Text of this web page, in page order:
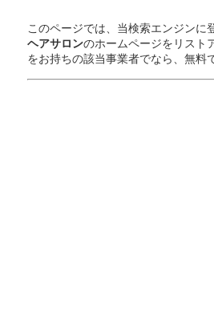
このページでは、当検索エンジンに
ヘアサロンのホームページをリスト
をお持ちの該当事業者でなら、無料